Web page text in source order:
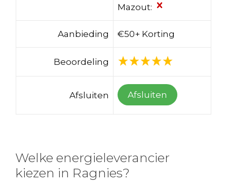
Mazout:
Aanbieding €50+ Korting
Beoordeling
Afsluiten Afsluiten
Welke energieleverancier
kiezen in Ragnies?